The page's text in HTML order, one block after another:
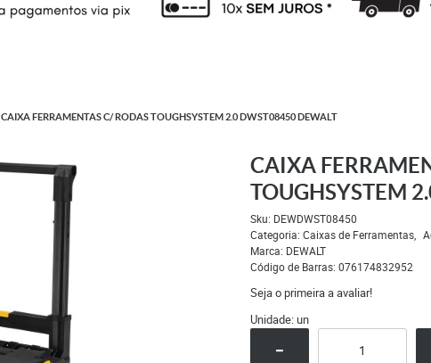
CAIXA FERRAMENTAS C/ RODAS TOUGHSYSTEM 2.0 DWST08450 DEWALT
CAIXA
TOUGHSYSTEM
Sku: DEWDWST08450
Categoria: Caixas de Ferramentas
Marca: DEWALT
Código de Barras: 076174832952
Seja o primeira a avaliar!
Unidade: un